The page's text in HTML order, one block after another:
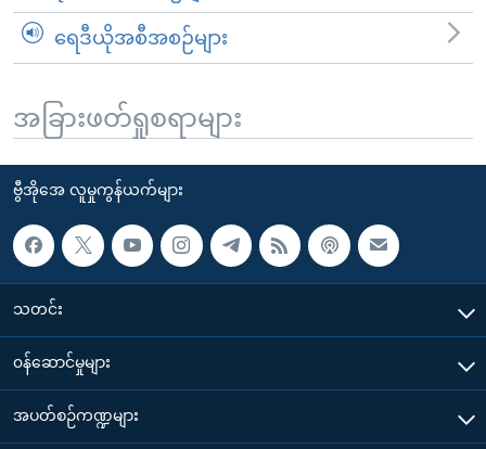
ရေဒီယိုအစီအစဉ်များ
အခြားဖတ်ရှုစရာများ
ဗွီအိုအေ လူမှုကွန်ယက်များ
သတင်း
၀န်ဆောင်မှုများ
အပတ်စဉ်ကဏ္ဍများ